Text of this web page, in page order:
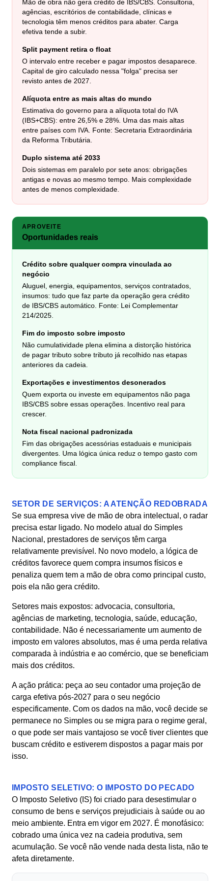
Mão de obra não gera crédito de IBS/CBS. Consultoria,
agências, escritórios de contabilidade, clínicas e
tecnologia têm menos créditos para abater. Carga
efetiva tende a subir.
Split payment retira o float
O intervalo entre receber e pagar impostos desaparece.
Capital de giro calculado nessa "folga" precisa ser
revisto antes de 2027.
Alíquota entre as mais altas do mundo
Estimativa do governo para a alíquota total do IVA
(IBS+CBS): entre 26,5% e 28%. Uma das mais altas
entre países com IVA. Fonte: Secretaria Extraordinária
da Reforma Tributária.
Duplo sistema até 2033
Dois sistemas em paralelo por sete anos: obrigações
antigas e novas ao mesmo tempo. Mais complexidade
antes de menos complexidade.
APROVEITE
Oportunidades reais
Crédito sobre qualquer compra vinculada ao
negócio
Aluguel, energia, equipamentos, serviços contratados,
insumos: tudo que faz parte da operação gera crédito
de IBS/CBS automático. Fonte: Lei Complementar
214/2025.
Fim do imposto sobre imposto
Não cumulatividade plena elimina a distorção histórica
de pagar tributo sobre tributo já recolhido nas etapas
anteriores da cadeia.
Exportações e investimentos desonerados
Quem exporta ou investe em equipamentos não paga
IBS/CBS sobre essas operações. Incentivo real para
crescer.
Nota fiscal nacional padronizada
Fim das obrigações acessórias estaduais e municipais
divergentes. Uma lógica única reduz o tempo gasto com
compliance fiscal.
SETOR DE SERVIÇOS: A ATENÇÃO REDOBRADA
Se sua empresa vive de mão de obra intelectual, o radar
precisa estar ligado. No modelo atual do Simples
Nacional, prestadores de serviços têm carga
relativamente previsível. No novo modelo, a lógica de
créditos favorece quem compra insumos físicos e
penaliza quem tem a mão de obra como principal custo,
pois ela não gera crédito.
Setores mais expostos: advocacia, consultoria,
agências de marketing, tecnologia, saúde, educação,
contabilidade. Não é necessariamente um aumento de
imposto em valores absolutos, mas é uma perda relativa
comparada à indústria e ao comércio, que se beneficiam
mais dos créditos.
A ação prática: peça ao seu contador uma projeção de
carga efetiva pós-2027 para o seu negócio
especificamente. Com os dados na mão, você decide se
permanece no Simples ou se migra para o regime geral,
o que pode ser mais vantajoso se você tiver clientes que
buscam crédito e estiverem dispostos a pagar mais por
isso.
IMPOSTO SELETIVO: O IMPOSTO DO PECADO
O Imposto Seletivo (IS) foi criado para desestimular o
consumo de bens e serviços prejudiciais à saúde ou ao
meio ambiente. Entra em vigor em 2027. É monofásico:
cobrado uma única vez na cadeia produtiva, sem
acumulação. Se você não vende nada desta lista, não te
afeta diretamente.